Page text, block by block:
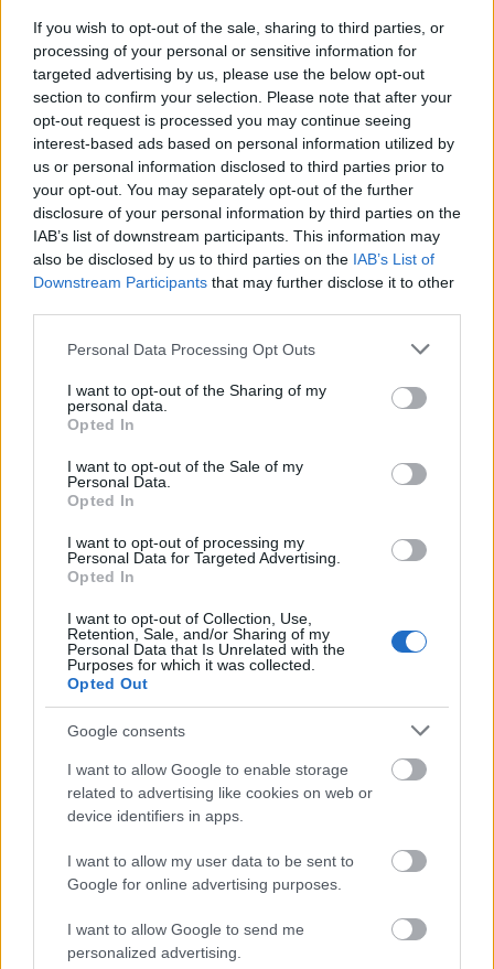
If you wish to opt-out of the sale, sharing to third parties, or
processing of your personal or sensitive information for
targeted advertising by us, please use the below opt-out
section to confirm your selection. Please note that after your
opt-out request is processed you may continue seeing
interest-based ads based on personal information utilized by
us or personal information disclosed to third parties prior to
your opt-out. You may separately opt-out of the further
disclosure of your personal information by third parties on the
IAB’s list of downstream participants. This information may
also be disclosed by us to third parties on the IAB’s List of
Downstream Participants that may further disclose it to other
Please note that this website/app uses one or more Google
not limited to your visit or usage behaviour. You may click to
grant or deny consent to Google and its third-party tags to
use your data for below specified purposes in below Google
consent section.
Personal Data Processing Opt Outs
I want to opt-out of the Sharing of my
personal data.
Opted In
I want to opt-out of the Sale of my
Personal Data.
Opted In
I want to opt-out of processing my
Personal Data for Targeted Advertising.
Opted In
I want to opt-out of Collection, Use,
Retention, Sale, and/or Sharing of my
Personal Data that Is Unrelated with the
Purposes for which it was collected.
Opted Out
Google consents
I want to allow Google to enable storage
related to advertising like cookies on web or
device identifiers in apps.
I want to allow my user data to be sent to
Google for online advertising purposes.
I want to allow Google to send me
personalized advertising.
az a szempont van odapakolva, hogy azért játsszuk ezt
és ezt, mert ez „kell!”a nézőnek, na, ez az, ami már
fordított, egészségtelen irány. Olyan ez, mint amikor a
beteg írja fel magának a gyógyszert. Nyilván van e
mögött úgy hetvenszázaléknyi politikai maszlag is,
amelyben mégis az a legfájdalmasabb, hogy nincs
mögötte valódi tartalom” – fejti ki a gondolatait ezzel
kapcsolatban.
Rusznyák Gábor (forrás: Népszava)
Ezzel összefüggésben szóba kerül az olyan színházi
formák kérdése, amelyeket nem lehet azonnal és
könnyen befogadni, és ami ezáltal „kockázatot”
jelent.Rusznyák Gáborszerint ilyen esetekben a
nézőnek is van feladata. „
lehetne használni a mai magyar színházban, csak
joggal vagy épp alaptalanul bekapcsol bennünk a félsz:
vajon ezen a formán keresztül eljut-e oda a néző, ahová
én szeretném, vagy fennakad-e azon a formán, amit én
számára segítségül kívántam adni?
a nézőtől is elvárható egyfajta „munka”. A
befogadás nem napozás, ahol én csak kifekszem, a nap
sugarai meg rám tűznek – nem ez a lényegi mozzanat
csapnivaló és egy zseniális előadásban is. Nem szellemi,
de fizikai értelemben mindenképp